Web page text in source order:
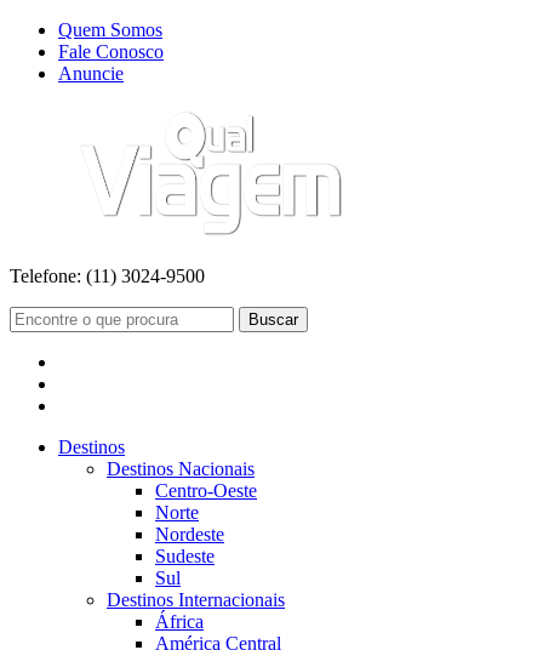
Quem Somos
Fale Conosco
Anuncie
Telefone: (11) 3024-9500
Buscar
Destinos
Destinos Nacionais
Centro-Oeste
Norte
Nordeste
Sudeste
Sul
Destinos Internacionais
África
América Central